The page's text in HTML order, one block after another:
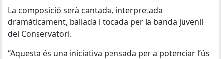
La composició serà cantada, interpretada
dramàticament, ballada i tocada per la banda juvenil
del Conservatori.
“Aquesta és una iniciativa pensada per a potenciar l’ús